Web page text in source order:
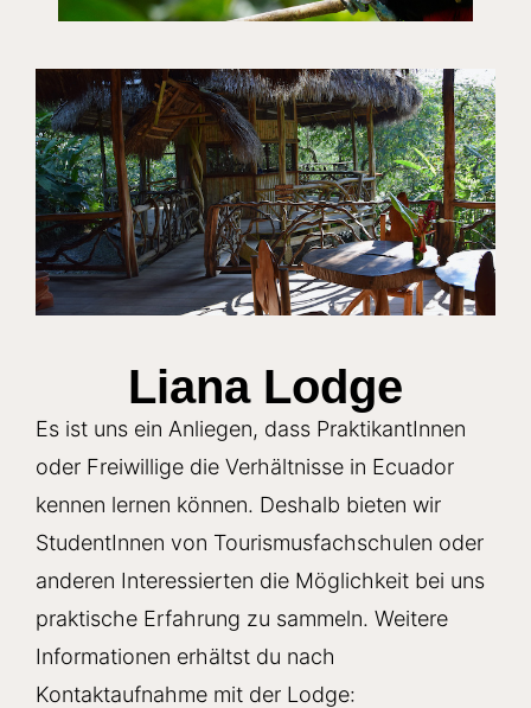
Liana Lodge
Es ist uns ein Anliegen, dass PraktikantInnen
oder Freiwillige die Verhältnisse in Ecuador
kennen lernen können. Deshalb bieten wir
StudentInnen von Tourismusfachschulen oder
anderen Interessierten die Möglichkeit bei uns
praktische Erfahrung zu sammeln. Weitere
Informationen erhältst du nach
Kontaktaufnahme mit der Lodge: